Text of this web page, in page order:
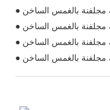
مجلفنة بالغمس الساخن
مجلفنة بالغمس الساخن
مجلفنة بالغمس الساخن
مجلفنة بالغمس الساخن